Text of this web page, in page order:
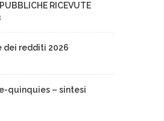
RICEVUTE
dei redditi 2026
quinquies – sintesi